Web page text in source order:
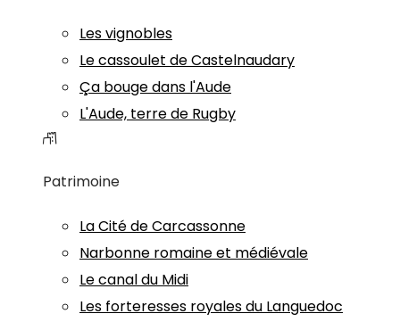
Les vignobles
Le cassoulet de Castelnaudary
Ça bouge dans l'Aude
L'Aude, terre de Rugby
Patrimoine
La Cité de Carcassonne
Narbonne romaine et médiévale
Le canal du Midi
Les forteresses royales du Languedoc